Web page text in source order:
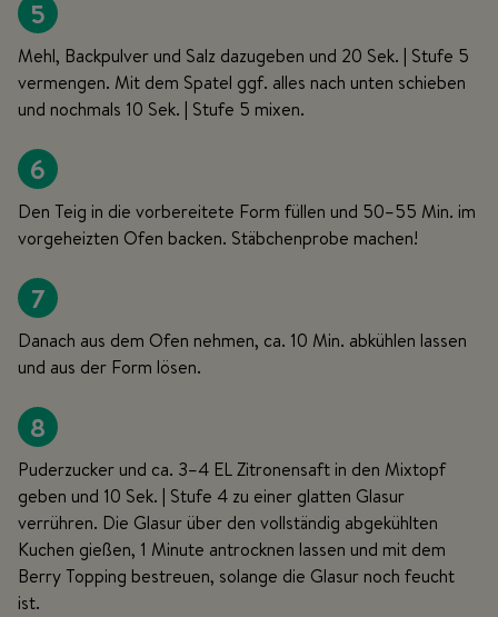
5
Mehl, Backpulver und Salz dazugeben und 20 Sek. | Stufe 5
vermengen. Mit dem Spatel ggf. alles nach unten schieben
und nochmals 10 Sek. | Stufe 5 mixen.
6
Den Teig in die vorbereitete Form füllen und 50–55 Min. im
vorgeheizten Ofen backen. Stäbchenprobe machen!
7
Danach aus dem Ofen nehmen, ca. 10 Min. abkühlen lassen
und aus der Form lösen.
8
Puderzucker und ca. 3–4 EL Zitronensaft in den Mixtopf
geben und 10 Sek. | Stufe 4 zu einer glatten Glasur
verrühren. Die Glasur über den vollständig abgekühlten
Kuchen gießen, 1 Minute antrocknen lassen und mit dem
Berry Topping bestreuen, solange die Glasur noch feucht
ist.